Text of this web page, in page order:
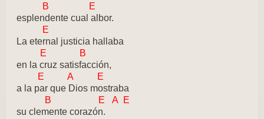
B E
esplendente cual albor.
E
La eternal justicia hallaba
E B
en la cruz satisfacción,
E A E
a la par que Dios mostraba
B E A E
su clemente corazón.